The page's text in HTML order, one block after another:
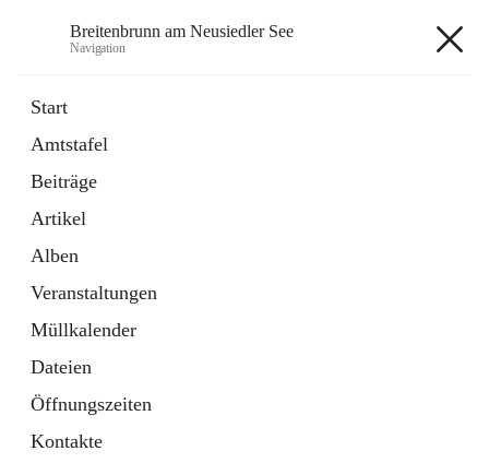
Breitenbrunn am Neusiedler See
Navigation
Start
Amtstafel
Beiträge
Artikel
Alben
Veranstaltungen
Müllkalender
Dateien
Öffnungszeiten
Kontakte
18 Schnellzugriffe
Gemeindeservice